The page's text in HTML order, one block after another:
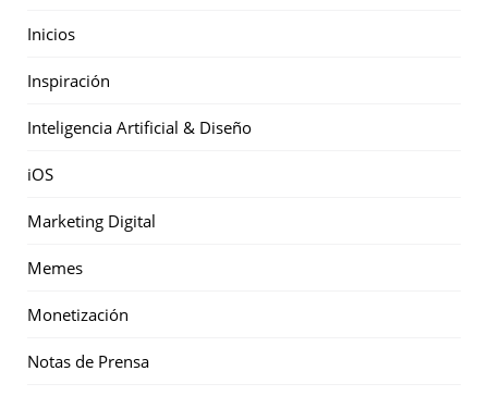
Inicios
Inspiración
Inteligencia Artificial & Diseño
iOS
Marketing Digital
Memes
Monetización
Notas de Prensa